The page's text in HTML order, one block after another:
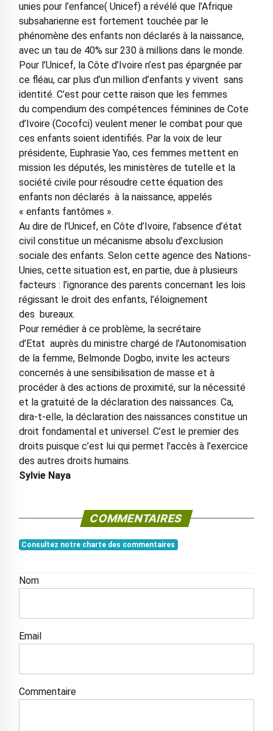
unies pour l’enfance( Unicef) a révélé que l’Afrique
subsaharienne est fortement touchée par le
phénomène des enfants non déclarés à la naissance,
avec un tau de 40% sur 230 à millions dans le monde.
Pour l’Unicef, la Côte d’Ivoire n’est pas épargnée par
ce fléau, car plus d’un million d’enfants y vivent sans
identité. C’est pour cette raison que les femmes
du compendium des compétences féminines de Cote
d’Ivoire (Cocofci) veulent mener le combat pour que
ces enfants soient identifiés. Par la voix de leur
présidente, Euphrasie Yao, ces femmes mettent en
mission les députés, les ministères de tutelle et la
société civile pour résoudre cette équation des
enfants non déclarés à la naissance, appelés
« enfants fantômes ».
Au dire de l’Unicef, en Côte d’Ivoire, l’absence d’état
civil constitue un mécanisme absolu d’exclusion
sociale des enfants. Selon cette agence des Nations-
Unies, cette situation est, en partie, due à plusieurs
facteurs : l’ignorance des parents concernant les lois
régissant le droit des enfants, l’éloignement
des bureaux.
Pour remédier à ce problème, la secrétaire
d’Etat auprès du ministre chargé de l’Autonomisation
de la femme, Belmonde Dogbo, invite les acteurs
concernés à une sensibilisation de masse et à
procéder à des actions de proximité, sur la nécessité
et la gratuité de la déclaration des naissances. Ca,
dira-t-elle, la déclaration des naissances constitue un
droit fondamental et universel. C’est le premier des
droits puisque c’est lui qui permet l’accès à l’exercice
des autres droits humains.
Sylvie Naya
COMMENTAIRES
Consultez notre charte des commentaires
Nom
Email
Commentaire